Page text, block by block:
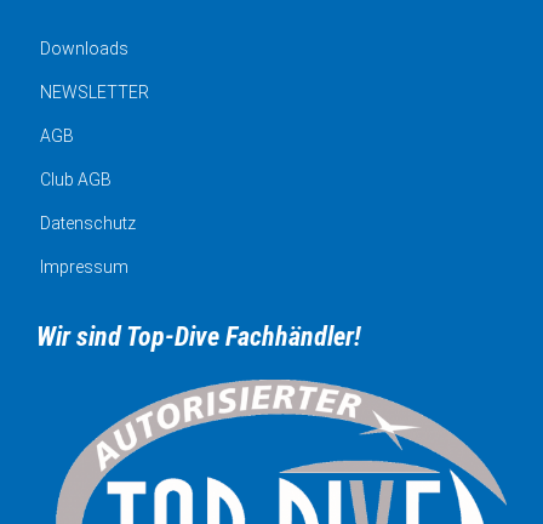
Downloads
NEWSLETTER
AGB
Club AGB
Datenschutz
Impressum
Wir sind Top-Dive Fachhändler!